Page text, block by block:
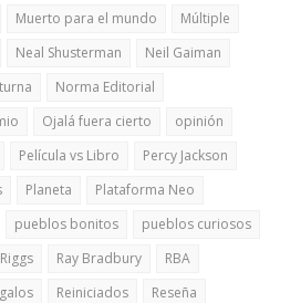
Muerto para el mundo
Múltiple
Neal Shusterman
Neil Gaiman
Norma Editorial
Ojalá fuera cierto
opinión
Película vs Libro
Percy Jackson
Planeta
Plataforma Neo
pueblos bonitos
pueblos curiosos
Ray Bradbury
RBA
Reiniciados
Reseña